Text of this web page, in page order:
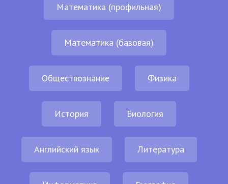
Математика (профильная)
Математика (базовая)
Обществознание Физика
История Биология
Английский язык Литература